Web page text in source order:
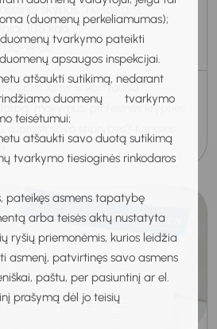
(duomenų perkeliamumas);
tvarkymo pateikti
apsaugos inspekcijai.
atšaukti sutikimą, nedarant
duomenų tvarkymo
teisėtumui;
atšaukti savo duotą sutikimą
tvarkymo tiesioginės rinkodaros
pateikęs asmens tapatybę
arba teisės aktų nustatyta
ryšių priemonėmis, kurios leidžia
asmenį, patvirtinęs savo asmens
paštu, per pasiuntinį ar el.
prašymą dėl jo teisių
skyrius, Tiesos g. 9,
105 kab.
14:00
kryptis Jums tinkamiausia?
mokymus, profesinės krypties